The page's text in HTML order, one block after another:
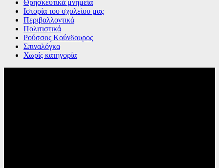
Θρησκευτικά μνημεία
Ιστορία του σχολείου μας
Περιβαλλοντικά
Πολιτιστικά
Ρούσσος Κούνδουρος
Σπιναλόγκα
Χωρίς κατηγορία